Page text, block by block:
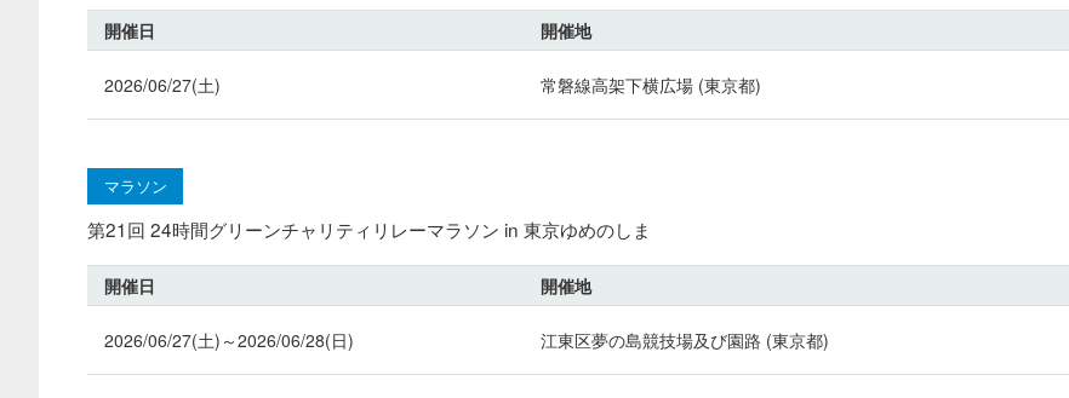
開催日 開催地
2026/06/27(土) 常磐線高架下横広場 (東京都)
マラソン
第21回 24時間グリーンチャリティリレーマラソン in 東京ゆめのしま
開催日 開催地
2026/06/27(土)～2026/06/28(日) 江東区夢の島競技場及び園路 (東京都)